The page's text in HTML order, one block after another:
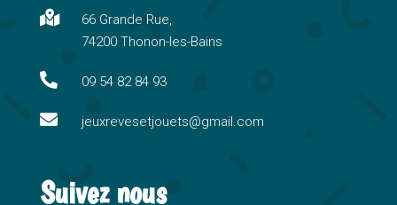
n
a
i
e

66 Grande Rue,
74200 Thonon-les-Bains
 09 54 82 84 93
 jeuxrevesetjouets@gmail.com
Suivez nous